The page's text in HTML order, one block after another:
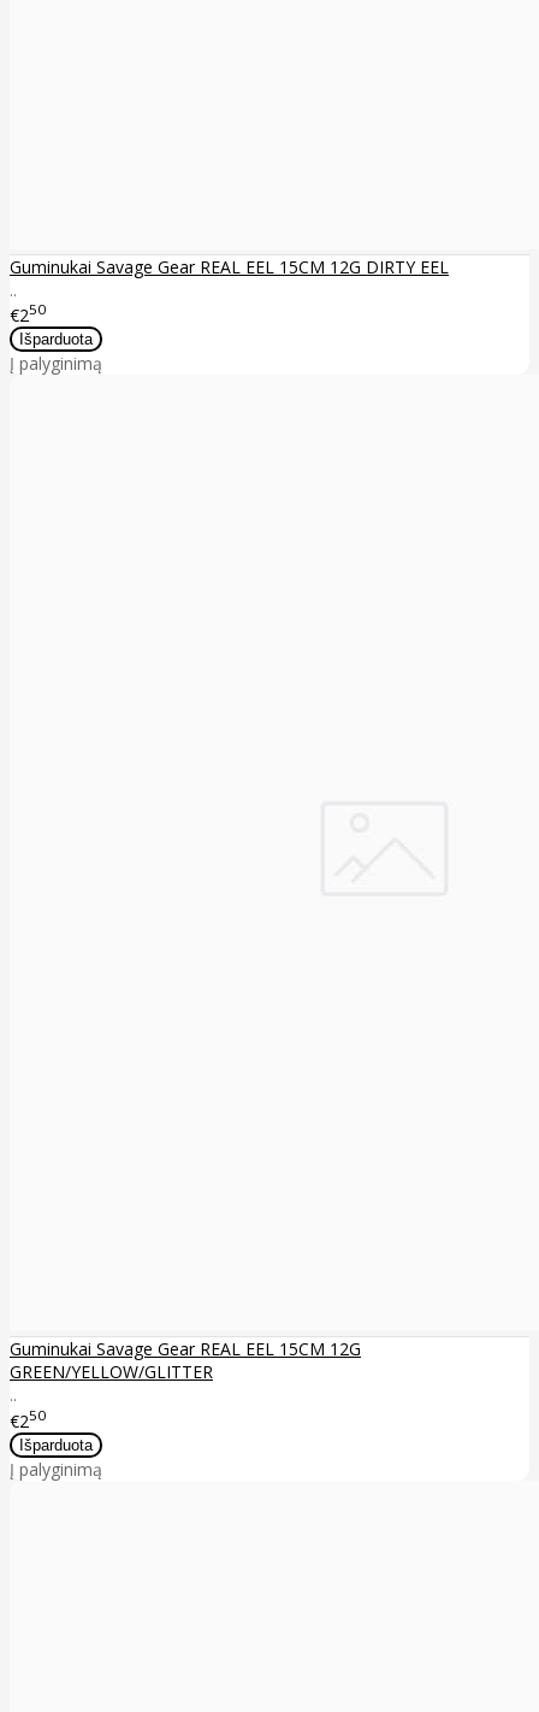
Guminukai Savage Gear REAL EEL 15CM 12G DIRTY EEL
..
€250
Į palyginimą
Guminukai Savage Gear REAL EEL 15CM 12G
GREEN/YELLOW/GLITTER
..
€250
Į palyginimą